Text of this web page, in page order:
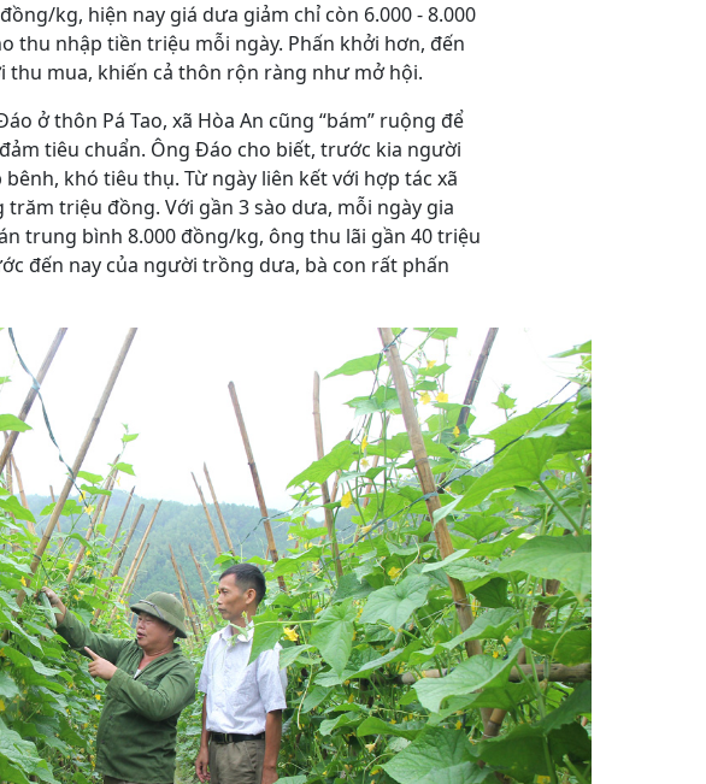
kg, hiện nay giá dưa giảm chỉ còn 6.000 - 8.000
thu nhập tiền triệu mỗi ngày. Phấn khởi hơn, đến
mua, khiến cả thôn rộn ràng như mở hội.
ở thôn Pá Tao, xã Hòa An cũng “bám” ruộng để
tiêu chuẩn. Ông Đáo cho biết, trước kia người
khó tiêu thụ. Từ ngày liên kết với hợp tác xã
triệu đồng. Với gần 3 sào dưa, mỗi ngày gia
trung bình 8.000 đồng/kg, ông thu lãi gần 40 triệu
đến nay của người trồng dưa, bà con rất phấn